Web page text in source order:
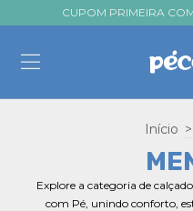
CUPOM PRIMEIRA
Início >
Explore a categoria de
com Pé, unindo conforto,